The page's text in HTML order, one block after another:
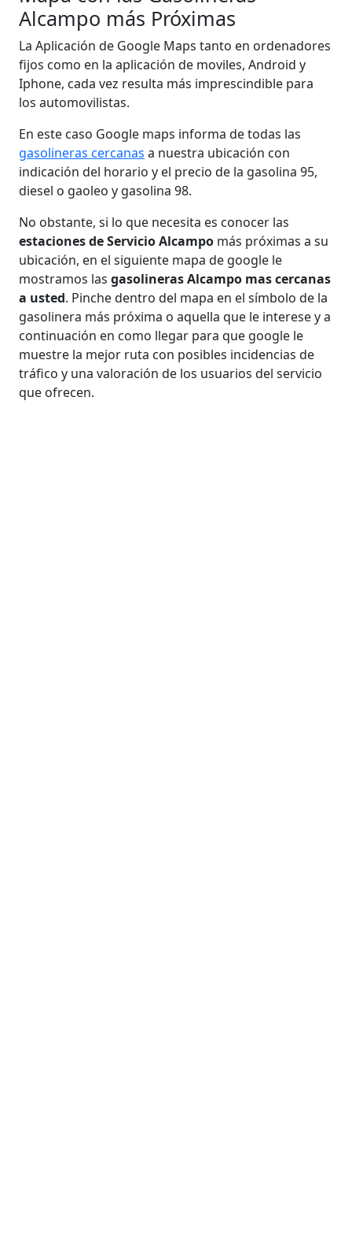
Alcampo más Próximas
La Aplicación de Google Maps tanto en ordenadores
fijos como en la aplicación de moviles, Android y
Iphone, cada vez resulta más imprescindible para
los automovilistas.
En este caso Google maps informa de todas las
gasolineras cercanas a nuestra ubicación con
indicación del horario y el precio de la gasolina 95,
diesel o gaoleo y gasolina 98.
No obstante, si lo que necesita es conocer las
estaciones de Servicio Alcampo más próximas a su
ubicación, en el siguiente mapa de google le
mostramos las gasolineras Alcampo mas cercanas
a usted. Pinche dentro del mapa en el símbolo de la
gasolinera más próxima o aquella que le interese y a
continuación en como llegar para que google le
muestre la mejor ruta con posibles incidencias de
tráfico y una valoración de los usuarios del servicio
que ofrecen.